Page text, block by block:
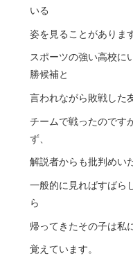
いる
姿を見ることがあります
スポーツの強い高校に
勝候補と
言われながら敗戦した
チームで戦ったのです
ず、
解説者からも批判めい
一般的に見ればすばら
ら
帰ってきたその子は私
覚えています。